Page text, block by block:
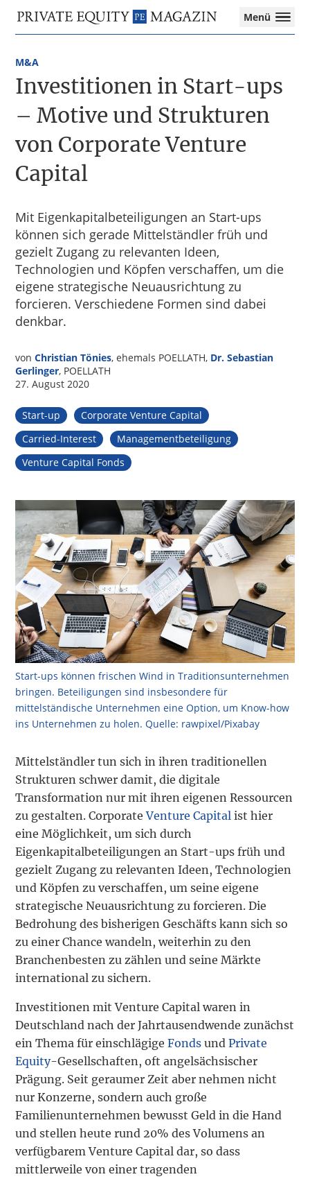
Hauptnavigation
Inhalt
Private
Equity
Das
für
die
Private
Equity-
Branche
–
Investment
Funds
I
Tax
Menü
Investitionen in Start-ups
– Motive und Strukturen
von Corporate Venture
Capital
Mit Eigenkapitalbeteiligungen an Start-ups
können sich gerade Mittelständler früh und
gezielt Zugang zu relevanten Ideen,
Technologien und Köpfen verschaffen, um die
eigene strategische Neuausrichtung zu
forcieren. Verschiedene Formen sind dabei
denkbar.
M&A
vonChristian Tönies, ehemals POELLATH, Dr. Sebastian
Gerlinger, POELLATH
27. August 2020
Start-up
Corporate Venture Capital
Carried-Interest
Managementbeteiligung
Venture Capital Fonds
Start-ups können frischen Wind in Traditionsunternehmen
bringen. Beteiligungen sind insbesondere für
mittelständische Unternehmen eine Option, um Know-how
ins Unternehmen zu holen. Quelle: rawpixel/Pixabay
Mittelständler tun sich in ihren traditionellen
Strukturen schwer damit, die digitale
Transformation nur mit ihren eigenen Ressourcen
zu gestalten. CorporateVenture Capital ist hier
eine Möglichkeit, um sich durch
Eigenkapitalbeteiligungen an Start-ups früh und
gezielt Zugang zu relevanten Ideen, Technologien
und Köpfen zu verschaffen, um seine eigene
strategische Neuausrichtung zu forcieren. Die
Bedrohung des bisherigen Geschäfts kann sich so
zu einer Chance wandeln, weiterhin zu den
Branchenbesten zu zählen und seine Märkte
international zu sichern.
Investitionen mit Venture Capital waren in
Deutschland nach der Jahrtausendwende zunächst
ein Thema für einschlägigeFonds undPrivate
Equity-Gesellschaften, oft angelsächsischer
Prägung. Seit geraumer Zeit aber nehmen nicht
nur Konzerne, sondern auch große
Familienunternehmen bewusst Geld in die Hand
und stellen heute rund 20% des Volumens an
verfügbarem Venture Capital dar, so dass
mittlerweile von einer tragenden